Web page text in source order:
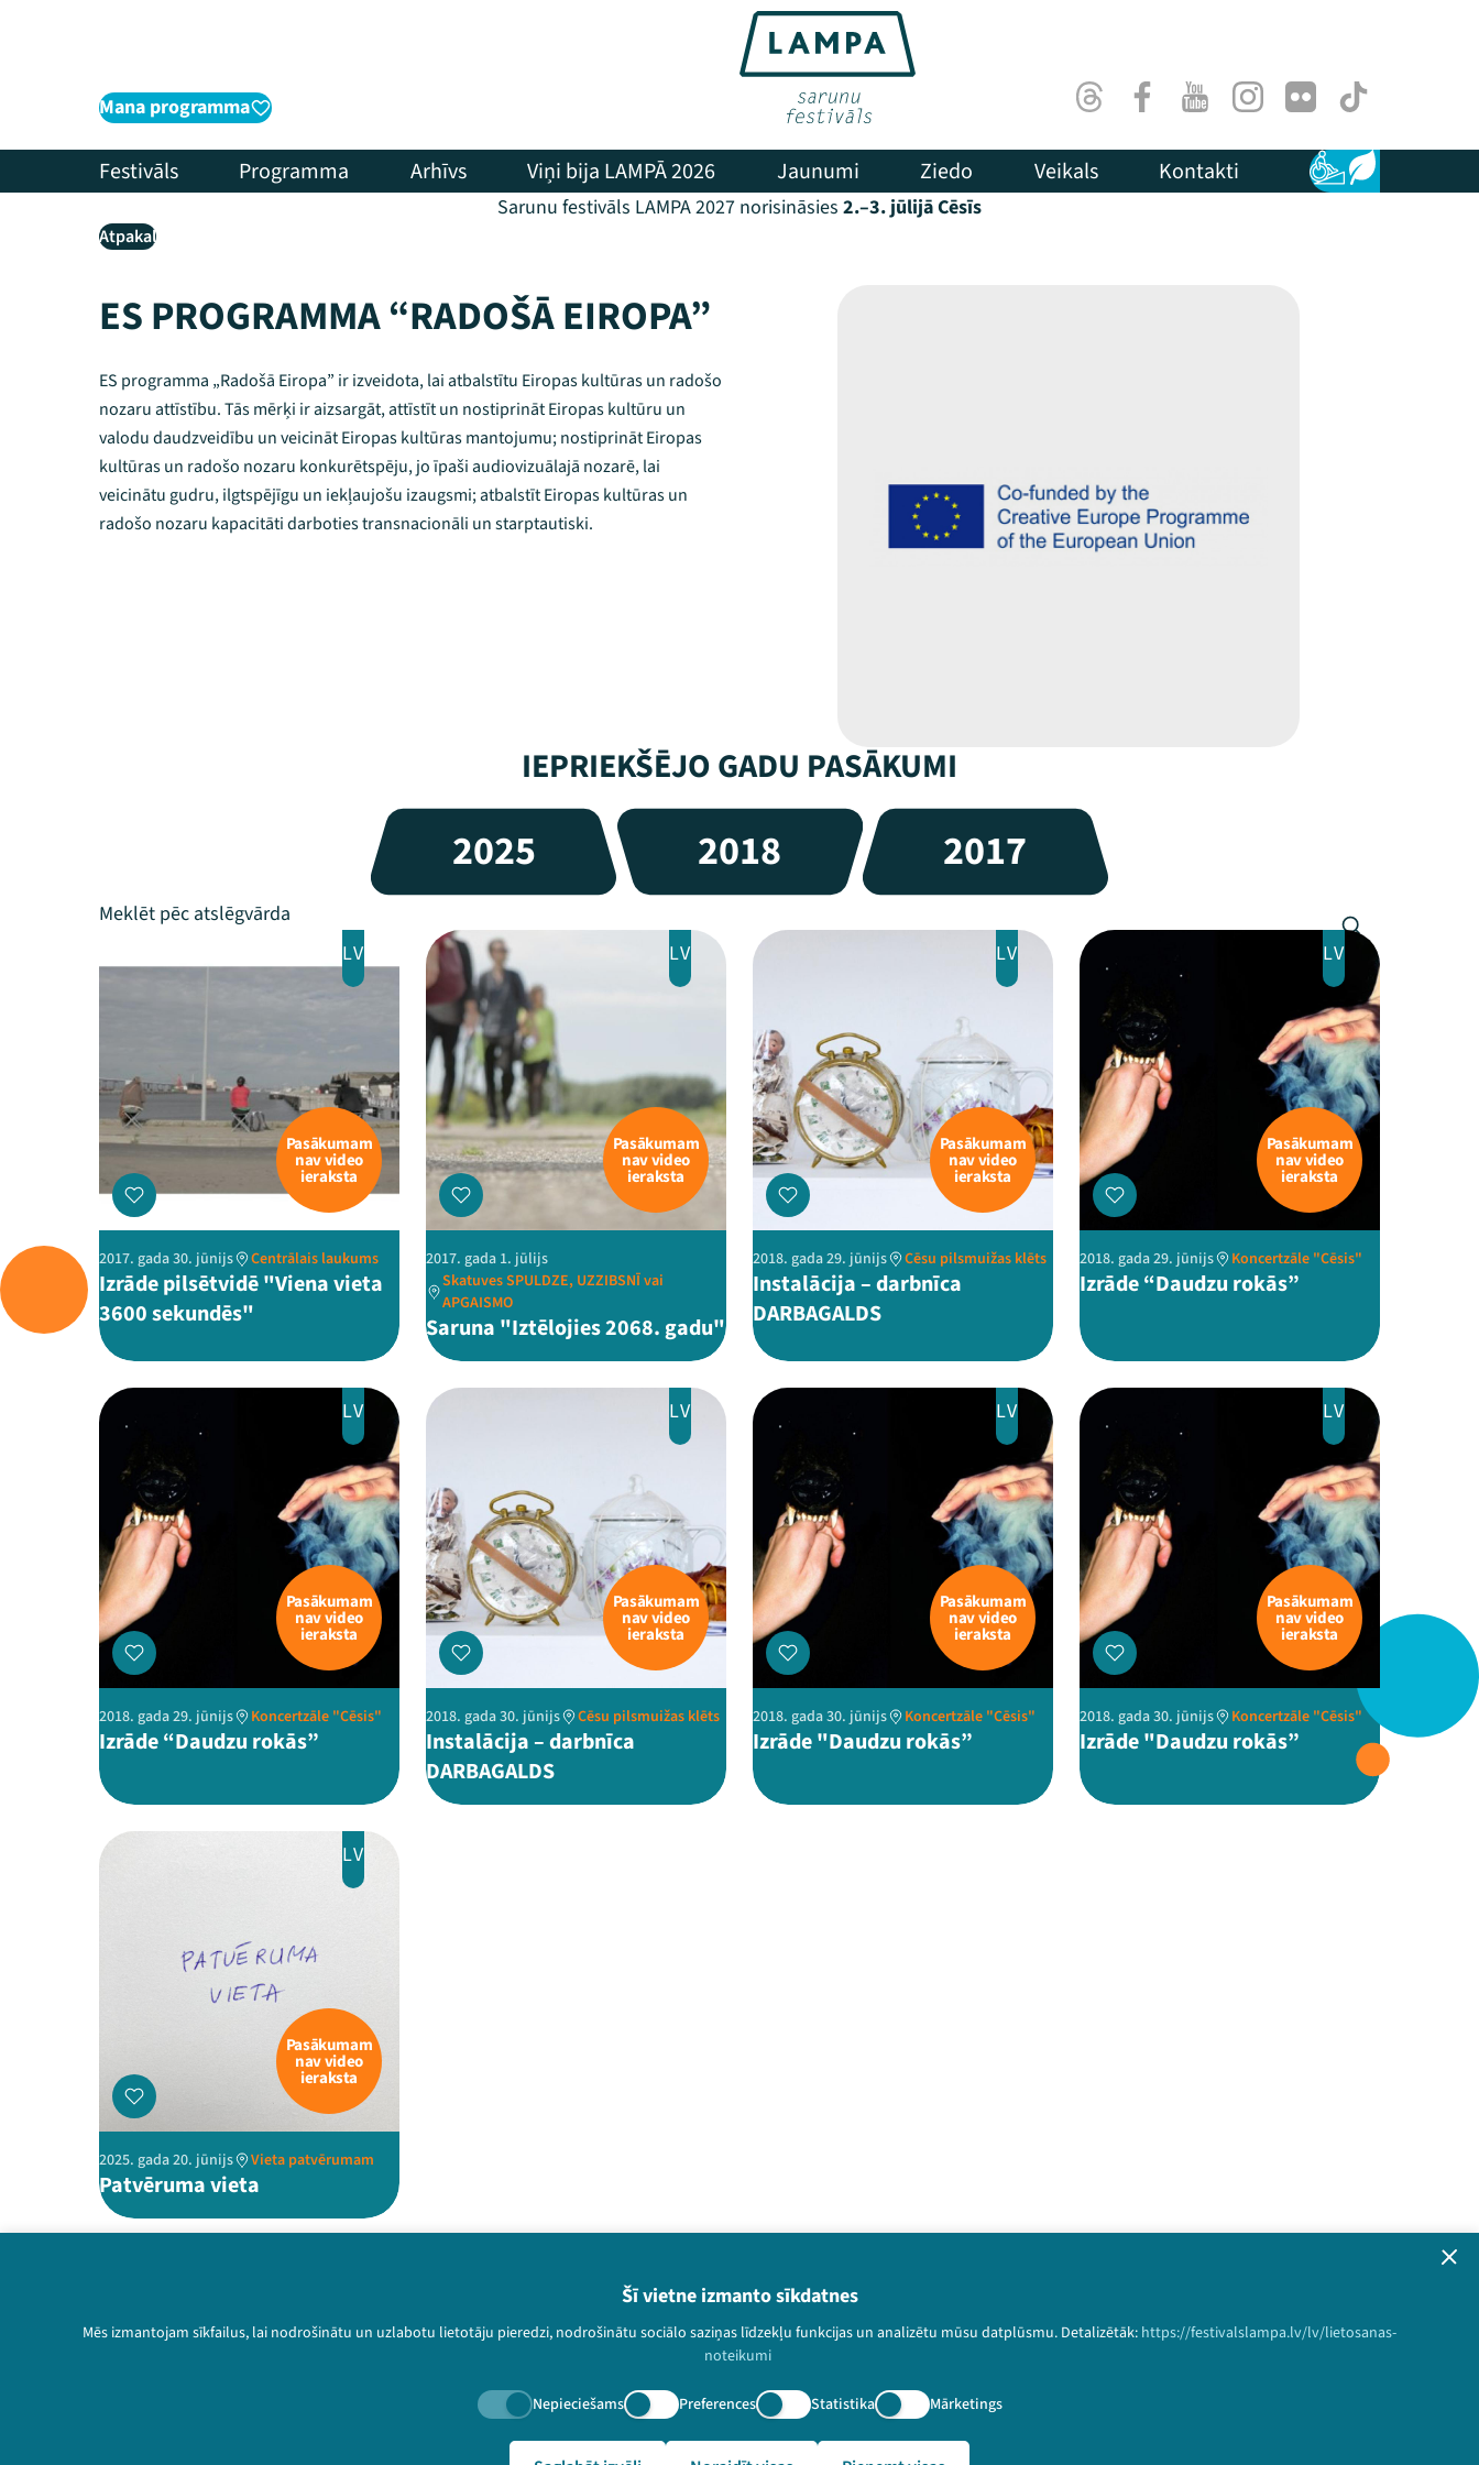
Šī vietne izmanto sīkdatnes
Mēs izmantojam sīkfailus, lai nodrošinātu un uzlabotu lietotāju pieredzi, nodrošinātu sociālo saziņas līdzekļu funkcijas un analizētu mūsu datplūsmu. Detalizētāk: https://festivalslampa.lv/lv/lietosanas-
noteikumi
Nepieciešams Preferences Statistika Mārketings
Mana programma ThreadsFacebookYoutubeInstagram
Flick TikTok
Festivāls Programma Arhīvs Viņi bija LAMPĀ 2026 Jaunumi Ziedo Veikals Kontakti Pieejamība
Ilgtspēja
Sarunu festivāls LAMPA 2027 norisināsies 2.–3. jūlijā Cēsīs
Atpakaļ
ES PROGRAMMA “RADOŠĀ EIROPA”
ES programma „Radošā Eiropa” ir izveidota, lai atbalstītu Eiropas kultūras un radošo
nozaru attīstību. Tās mērķi ir aizsargāt, attīstīt un nostiprināt Eiropas kultūru un
valodu daudzveidību un veicināt Eiropas kultūras mantojumu; nostiprināt Eiropas
kultūras un radošo nozaru konkurētspēju, jo īpaši audiovizuālajā nozarē, lai
veicinātu gudru, ilgtspējīgu un iekļaujošu izaugsmi; atbalstīt Eiropas kultūras un
radošo nozaru kapacitāti darboties transnacionāli un starptautiski.
IEPRIEKŠĒJO GADU PASĀKUMI
2025 2018 2017
LV
Pasākumam
nav video
ieraksta
2017. gada 30. jūnijs Centrālais laukums
Izrāde pilsētvidē "Viena vieta
3600 sekundēs"
LV
Pasākumam
nav video
ieraksta
2017. gada 1. jūlijs
Skatuves SPULDZE, UZZIBSNĪ vai
APGAISMO
Saruna "Iztēlojies 2068. gadu"
LV
Pasākumam
nav video
ieraksta
2018. gada 29. jūnijs Cēsu pilsmuižas klēts
Instalācija – darbnīca
DARBAGALDS
LV
Pasākumam
nav video
ieraksta
2018. gada 29. jūnijs Koncertzāle "Cēsis"
Izrāde “Daudzu rokās”
LV
Pasākumam
nav video
ieraksta
2018. gada 29. jūnijs Koncertzāle "Cēsis"
Izrāde “Daudzu rokās”
LV
Pasākumam
nav video
ieraksta
2018. gada 30. jūnijs Cēsu pilsmuižas klēts
Instalācija – darbnīca
DARBAGALDS
LV
Pasākumam
nav video
ieraksta
2018. gada 30. jūnijs Koncertzāle "Cēsis"
Izrāde "Daudzu rokās”
LV
Pasākumam
nav video
ieraksta
2018. gada 30. jūnijs Koncertzāle "Cēsis"
Izrāde "Daudzu rokās”
LV
Pasākumam
nav video
ieraksta
2025. gada 20. jūnijs Vieta patvērumam
Patvēruma vieta
Piesakies jaunumiem!
Nepalaid garām aktuālāko informāciju!